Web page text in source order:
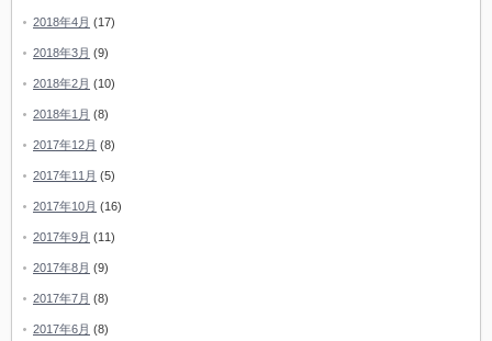
2018年4月 (17)
2018年3月 (9)
2018年2月 (10)
2018年1月 (8)
2017年12月 (8)
2017年11月 (5)
2017年10月 (16)
2017年9月 (11)
2017年8月 (9)
2017年7月 (8)
2017年6月 (8)